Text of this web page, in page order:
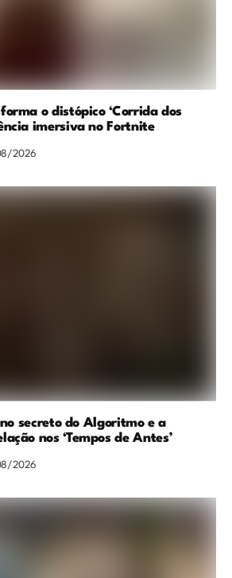
o distópico ‘Corrida dos
imersiva no Fortnite
2026
secreto do Algoritmo e a
nos ‘Tempos de Antes’
2026